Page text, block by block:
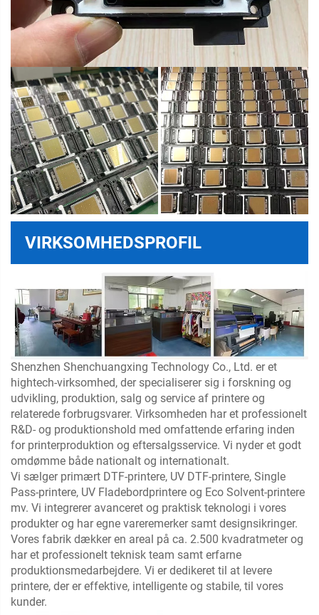
VIRKSOMHEDSPROFIL
Shenzhen Shenchuangxing Technology Co., Ltd. er et
hightech-virksomhed, der specialiserer sig i forskning og
udvikling, produktion, salg og service af printere og
relaterede forbrugsvarer. Virksomheden har et professionelt
R&D- og produktionshold med omfattende erfaring inden
for printerproduktion og eftersalgsservice. Vi nyder et godt
omdømme både nationalt og internationalt.
Vi sælger primært DTF-printere, UV DTF-printere, Single
Pass-printere, UV Fladebordprintere og Eco Solvent-printere
mv. Vi integrerer avanceret og praktisk teknologi i vores
produkter og har egne vareremerker samt designsikringer.
Vores fabrik dækker en areal på ca. 2.500 kvadratmeter og
har et professionelt teknisk team samt erfarne
produktionsmedarbejdere. Vi er dedikeret til at levere
printere, der er effektive, intelligente og stabile, til vores
kunder.